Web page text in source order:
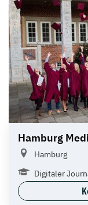
Hamburg
Hamburg
Digitaler